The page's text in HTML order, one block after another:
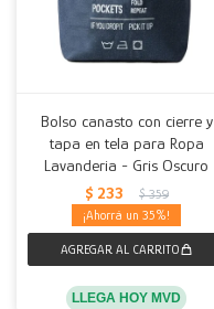
Bolso canasto con cierre y
tapa en tela para Ropa
Lavanderia - Gris Oscuro
$ 233 $ 359
35
LLEGA HOY MVD